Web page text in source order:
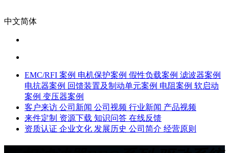
中文简体
EMC/RFI 案例 电机保护案例 假性负载案例 滤波器案例
电抗器案例 回馈装置及制动单元案例 电阻案例 软启动
案例 变压器案例
客户来访 公司新闻 公司视频 行业新闻 产品视频
来件定制 资源下载 知识问答 在线反馈
资质认证 企业文化 发展历史 公司简介 经营原则